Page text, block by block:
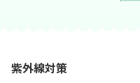
紫外線対策